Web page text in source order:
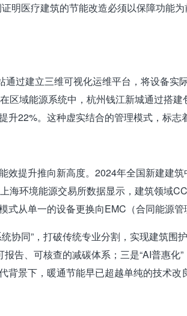
明医疗建筑的节能改造必须以保障功能
过建立三维可视化运维平台，将设备实
区域能源系统中，杭州钱江新城通过搭
22%。这种虚实结合的管理模式，标志
效提升推向新高度。2024年全国新建建
海环境能源交易所数据显示，建筑领域
从单一的设备更换向EMC（合同能源管
协同”，打破传统专业分割，实现建筑围
告、可核查的减碳体系；三是“AI普惠
景下，暖通节能早已超越单纯的技术